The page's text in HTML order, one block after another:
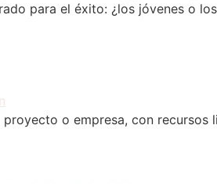
para el éxito: ¿los jóvenes o
o empresa, con